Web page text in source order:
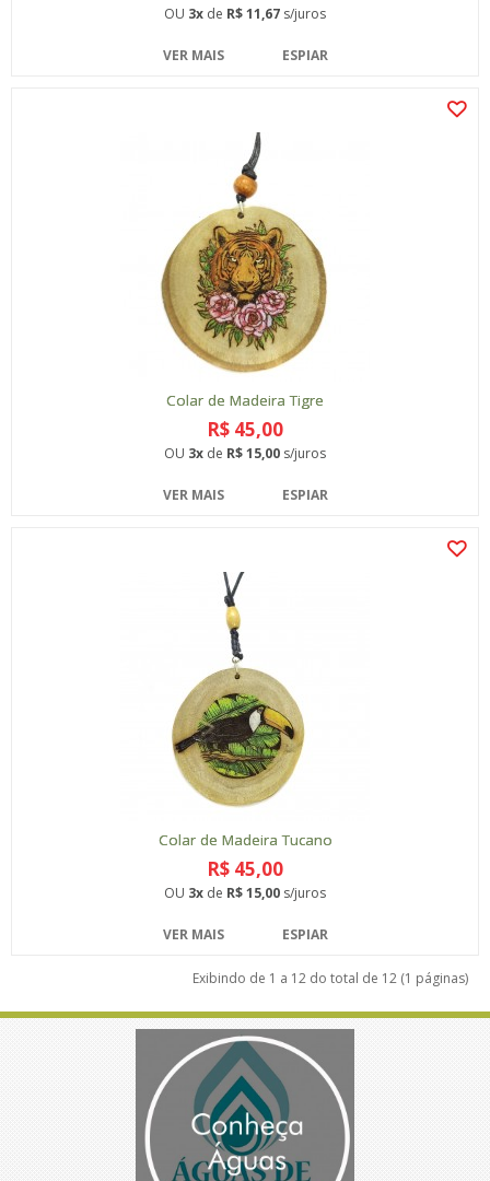
OU 3x de R$ 11,67 s/juros
VER MAIS ESPIAR
Colar de Madeira Tigre
R$ 45,00
OU 3x de R$ 15,00 s/juros
VER MAIS ESPIAR
Colar de Madeira Tucano
R$ 45,00
OU 3x de R$ 15,00 s/juros
VER MAIS ESPIAR
Exibindo de 1 a 12 do total de 12 (1 páginas)